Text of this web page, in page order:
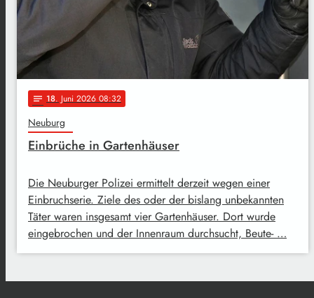
notes 18. Juni 2026 08:32
Neuburg
Einbrüche in Gartenhäuser
Die Neuburger Polizei ermittelt derzeit wegen einer
Einbruchserie. Ziele des oder der bislang unbekannten
Täter waren insgesamt vier Gartenhäuser. Dort wurde
eingebrochen und der Innenraum durchsucht, Beute- …